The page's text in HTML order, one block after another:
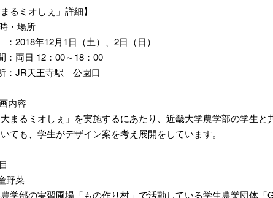
まるミオしぇ」詳細】
・場所
2018年12月1日（土）、2日（日）
：両日 12：00～18：00
：JR天王寺駅 公園口
内容
まるミオしぇ」を実施するにあたり、近畿大学農学部の学生
ても、学生がデザイン案を考え展開をしています。
野菜
学部の実習圃場「もの作り村」で活動している学生農業団体